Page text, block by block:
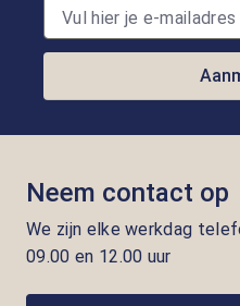
Neem contact op
We zijn elke werkdag
09.00 en 12.00 uur